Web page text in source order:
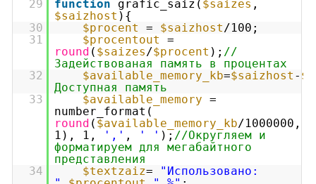
29
function grafic_saiz( $saizes ,
$saizhost ){
30
$procent = $saizhost/100;
31
$procentout
=
round ( $saizes/$procent ); //
Задействованая память в процентах
32
$available_memory_kb=$saizhost -
Доступная память
33
$available_memory =
number_format(
round ( $available_memory_kb/1000000,
1), 1,
',' , ' ' ); //Округляем и
формaтируем для мегабайтного
представления
34
$textzaiz=
"Использовано: